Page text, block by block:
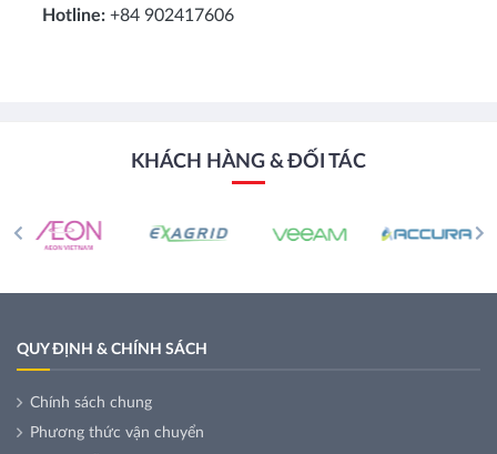
Hotline: +84 902417606
KHÁCH HÀNG & ĐỐI TÁC
QUY ĐỊNH & CHÍNH SÁCH
Chính sách chung
Phương thức vận chuyển